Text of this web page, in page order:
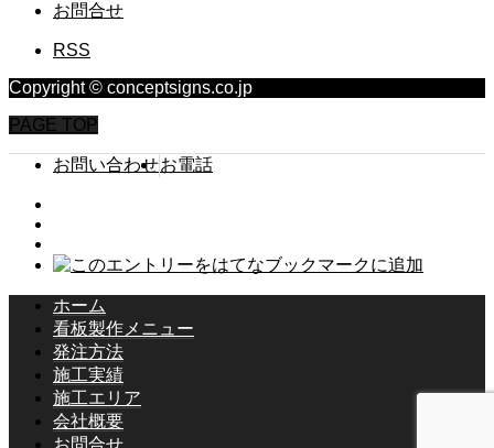
お問合せ
RSS
Copyright © conceptsigns.co.jp
PAGE TOP
お問い合わせお電話
ホーム
看板製作メニュー
発注方法
施工実績
施工エリア
会社概要